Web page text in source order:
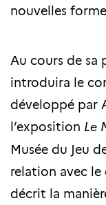
nouvelles
Au cours de
introduira le
développé par
l’exposition Le
Musée du Jeu
relation avec
décrit la